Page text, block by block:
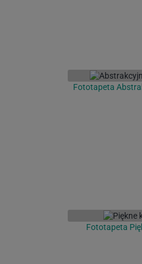
Fototapeta
Fototapeta